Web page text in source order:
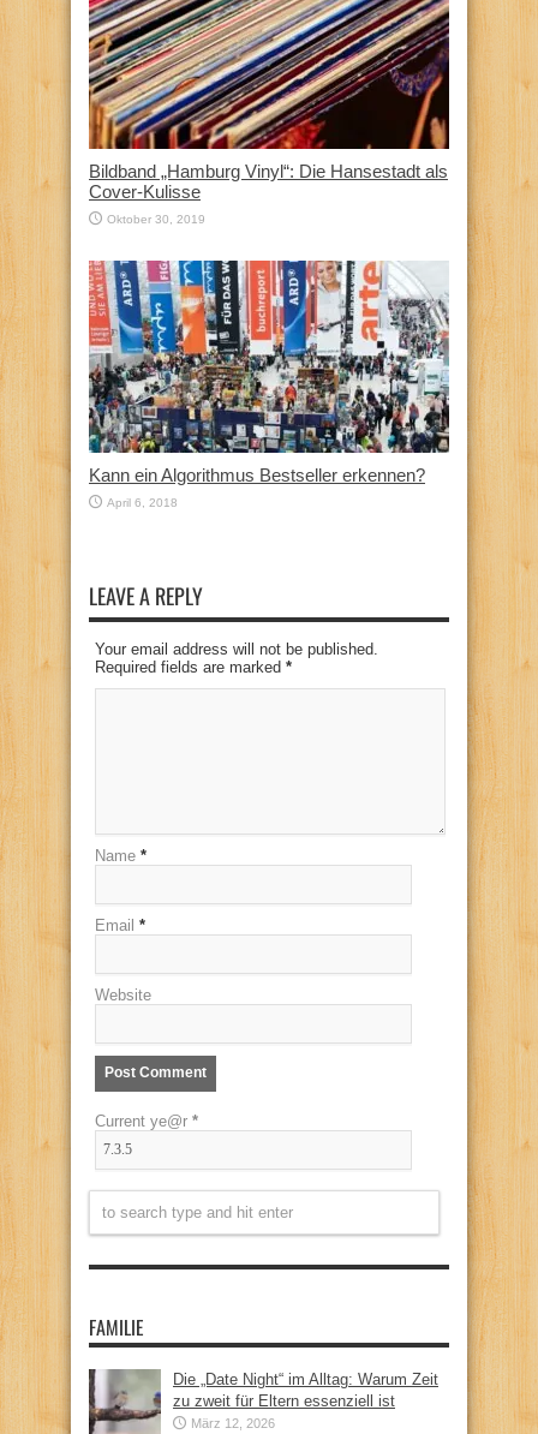
Bildband „Hamburg Vinyl“: Die Hansestadt als
Cover-Kulisse
Oktober 30, 2019
Kann ein Algorithmus Bestseller erkennen?
April 6, 2018
LEAVE A REPLY
Your email address will not be published.
Required fields are marked *
Name *
Email *
Website
Current ye@r *
FAMILIE
Die „Date Night“ im Alltag: Warum Zeit
zu zweit für Eltern essenziell ist
März 12, 2026